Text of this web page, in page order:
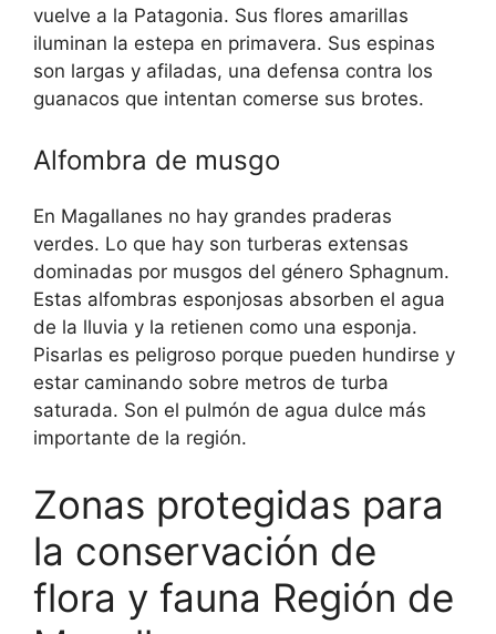
vuelve a la Patagonia. Sus flores amarillas
iluminan la estepa en primavera. Sus espinas
son largas y afiladas, una defensa contra los
guanacos que intentan comerse sus brotes.
Alfombra de musgo
En Magallanes no hay grandes praderas
verdes. Lo que hay son turberas extensas
dominadas por musgos del género Sphagnum.
Estas alfombras esponjosas absorben el agua
de la lluvia y la retienen como una esponja.
Pisarlas es peligroso porque pueden hundirse y
estar caminando sobre metros de turba
saturada. Son el pulmón de agua dulce más
importante de la región.
Zonas protegidas para
la conservación de
flora y fauna Región de